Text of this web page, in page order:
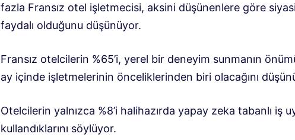
fazla Fransız otel işletmecisi, aksini düşünenlere göre
faydalı olduğunu düşünüyor.
Fransız otelcilerin %65’i, yerel bir deneyim sunmanın
ay içinde işletmelerinin önceliklerinden biri olacağını
Otelcilerin yalnızca %8’i halihazırda yapay zeka tabanlı iş
kullandıklarını söylüyor.